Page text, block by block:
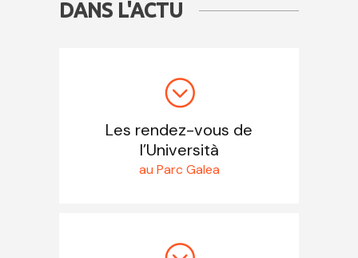
DANS L'ACTU
Les rendez-vous de
l’Università
au Parc Galea